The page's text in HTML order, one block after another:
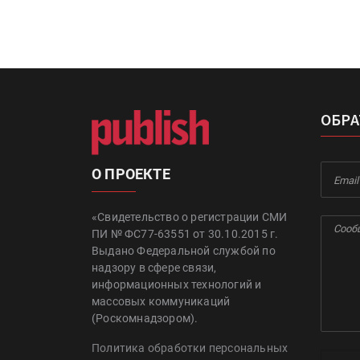
О ПРОЕКТЕ
«Свидетельство о регистрации СМИ
ПИ № ФС77-63551 от 30.10.2015 г.
Выдано Федеральной службой по
надзору в сфере связи,
информационных технологий и
массовых коммуникаций
(Роскомнадзором).
Политика обработки персональных